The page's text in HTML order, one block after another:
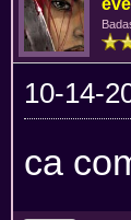
10-14-
ca